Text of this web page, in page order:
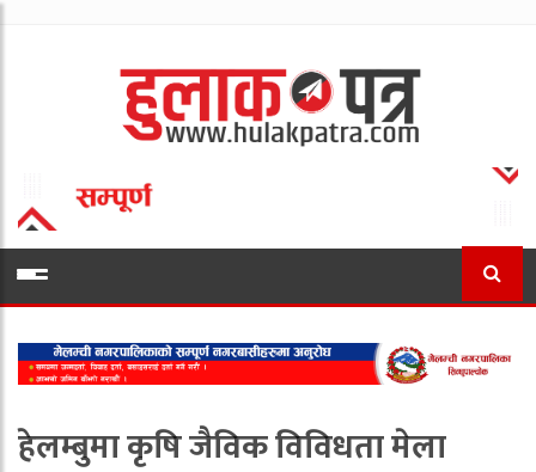
हेलम्बुमा कृषि जैविक विविधता मेला